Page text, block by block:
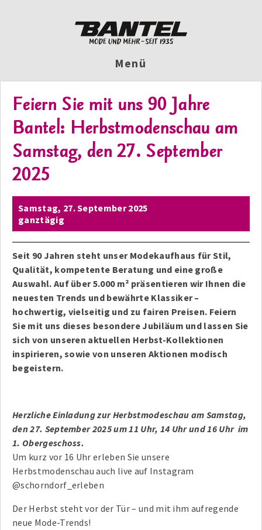
Menü
Feiern Sie mit uns 90 Jahre
Bantel: Herbstmodenschau am
Samstag, den 27. September
2025
Samstag, 27. September 2025
ganztägig
Seit 90 Jahren steht unser Modekaufhaus für Stil,
Qualität, kompetente Beratung und eine große
Auswahl. Auf über 5.000 m² präsentieren wir Ihnen die
neuesten Trends und bewährte Klassiker –
hochwertig, vielseitig und zu fairen Preisen. Feiern
Sie mit uns dieses besondere Jubiläum und lassen Sie
sich von unseren aktuellen Herbst-Kollektionen
inspirieren, sowie von unseren Aktionen modisch
begeistern.
Herzliche Einladung zur Herbstmodeschau am Samstag,
den 27. September 2025 um 11 Uhr, 14 Uhr und 16 Uhr im
1. Obergeschoss.
Um kurz vor 16 Uhr erleben Sie unsere
Herbstmodenschau auch live auf Instagram
@schorndorf_erleben
Der Herbst steht vor der Tür – und mit ihm aufregende
neue Mode-Trends!